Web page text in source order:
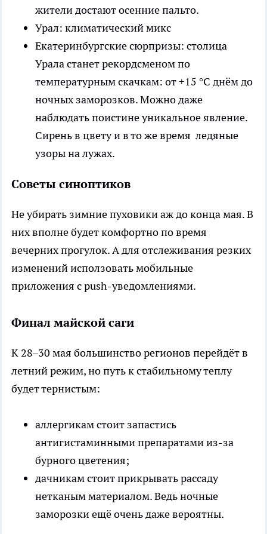
жители достают осенние пальто.
Урал: климатический микс
Екатеринбургские сюрпризы: столица
Урала станет рекордсменом по
температурным скачкам: от +15 °C днём до
ночных заморозков. Можно даже
наблюдать поистине уникальное явление.
Сирень в цвету и в то же время ледяные
узоры на лужах.
Советы синоптиков
Не убирать зимние пуховики аж до конца мая. В
них вполне будет комфортно по время
вечерних прогулок. А для отслеживания резких
изменений исползовать мобильные
приложения с push-уведомлениями.
Финал майской саги
К 28–30 мая большинство регионов перейдёт в
летний режим, но путь к стабильному теплу
будет тернистым:
аллергикам стоит запастись
антигистаминными препаратами из-за
бурного цветения;
дачникам стоит прикрывать рассаду
нетканым материалом. Ведь ночные
заморозки ещё очень даже вероятны.